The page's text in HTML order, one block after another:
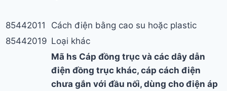
85442011
Cách điện bằng cao su hoặc plastic
85442019 Loại khác
Mã hs Cáp đồng trục và các dây dẫn
điện đồng trục khác, cáp cách điện
chưa gắn với đầu nối, dùng cho điện áp